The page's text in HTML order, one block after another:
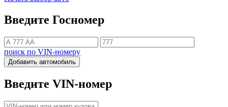
Введите Госномер
поиск по VIN-номеру
Добавить автомобиль
Введите VIN-номер